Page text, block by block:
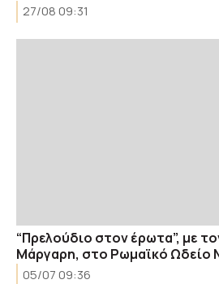
27/08 09:31
“Πρελούδιο στον έρωτα”, με
Μάργαρη, στο Ρωμαϊκό Ωδείο
05/07 09:36